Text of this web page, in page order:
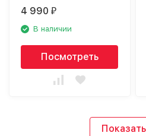
4 990₽
В наличии
Посмотреть